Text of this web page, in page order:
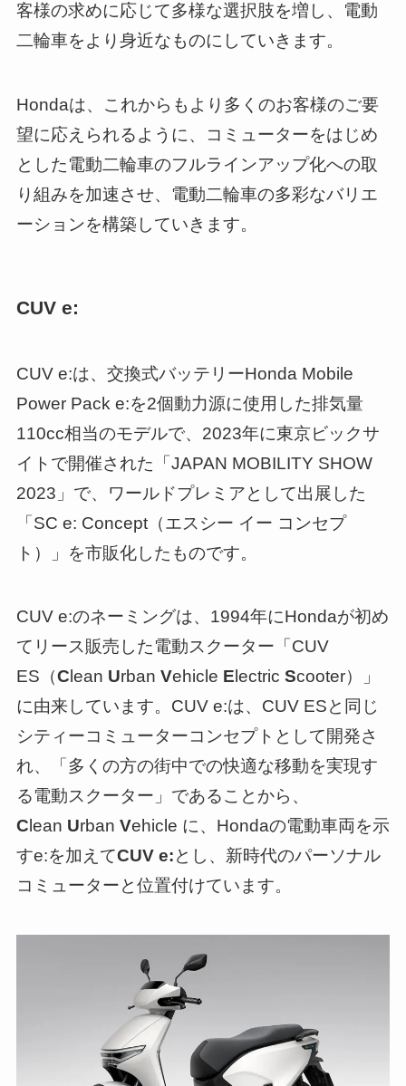
客様の求めに応じて多様な選択肢を増し、電動
二輪車をより身近なものにしていきます。
Hondaは、これからもより多くのお客様のご要
望に応えられるように、コミューターをはじめ
とした電動二輪車のフルラインアップ化への取
り組みを加速させ、電動二輪車の多彩なバリエ
ーションを構築していきます。
CUV e:
CUV e:は、交換式バッテリーHonda Mobile
Power Pack e:を2個動力源に使用した排気量
110cc相当のモデルで、2023年に東京ビックサ
イトで開催された「JAPAN MOBILITY SHOW
2023」で、ワールドプレミアとして出展した
「SC e: Concept（エスシー イー コンセプ
ト）」を市販化したものです。
CUV e:のネーミングは、1994年にHondaが初め
てリース販売した電動スクーター「CUV
ES（C lean Urban Vehicle E lectric Scooter）」
に由来しています。CUV e:は、CUV ESと同じ
シティーコミューターコンセプトとして開発さ
れ、「多くの方の街中での快適な移動を実現す
る電動スクーター」であることから、
C lean Urban Vehicle に、Hondaの電動車両を示
すe:を加えてCUV e:とし、新時代のパーソナル
コミューターと位置付けています。